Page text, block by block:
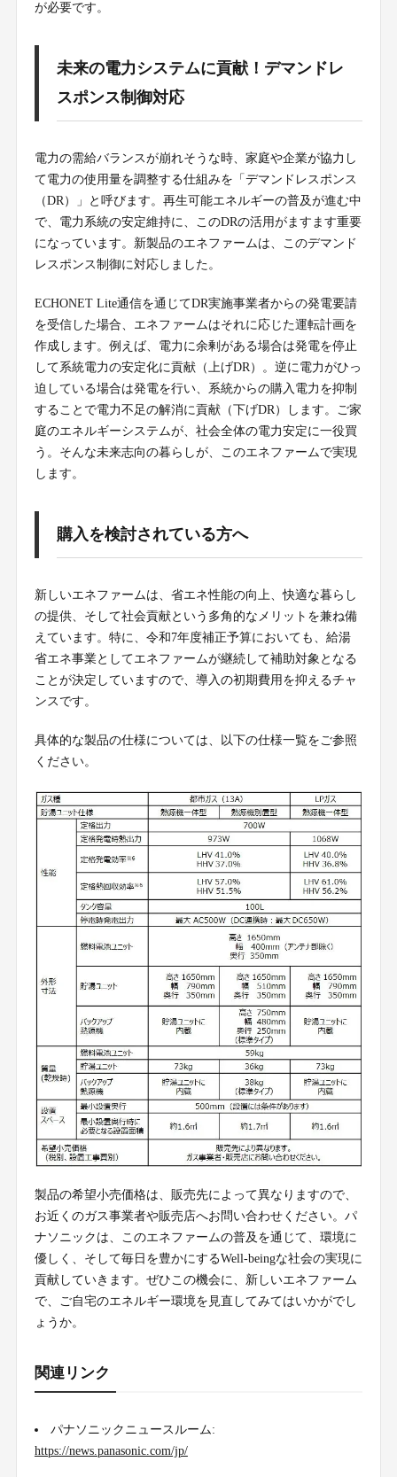
が必要です。
未来の電力システムに貢献！デマンドレ
スポンス制御対応
電力の需給バランスが崩れそうな時、家庭や企業が協力し
て電力の使用量を調整する仕組みを「デマンドレスポンス
（DR）」と呼びます。再生可能エネルギーの普及が進む中
で、電力系統の安定維持に、このDRの活用がますます重要
になっています。新製品のエネファームは、このデマンド
レスポンス制御に対応しました。
ECHONET Lite通信を通じてDR実施事業者からの発電要請
を受信した場合、エネファームはそれに応じた運転計画を
作成します。例えば、電力に余剰がある場合は発電を停止
して系統電力の安定化に貢献（上げDR）。逆に電力がひっ
迫している場合は発電を行い、系統からの購入電力を抑制
することで電力不足の解消に貢献（下げDR）します。ご家
庭のエネルギーシステムが、社会全体の電力安定に一役買
う。そんな未来志向の暮らしが、このエネファームで実現
します。
購入を検討されている方へ
新しいエネファームは、省エネ性能の向上、快適な暮らし
の提供、そして社会貢献という多角的なメリットを兼ね備
えています。特に、令和7年度補正予算においても、給湯
省エネ事業としてエネファームが継続して補助対象となる
ことが決定していますので、導入の初期費用を抑えるチャ
ンスです。
具体的な製品の仕様については、以下の仕様一覧をご参照
ください。
製品の希望小売価格は、販売先によって異なりますので、
お近くのガス事業者や販売店へお問い合わせください。パ
ナソニックは、このエネファームの普及を通じて、環境に
優しく、そして毎日を豊かにするWell-beingな社会の実現に
貢献していきます。ぜひこの機会に、新しいエネファーム
で、ご自宅のエネルギー環境を見直してみてはいかがでし
ょうか。
関連リンク
パナソニックニュースルーム:
https://news.panasonic.com/jp/